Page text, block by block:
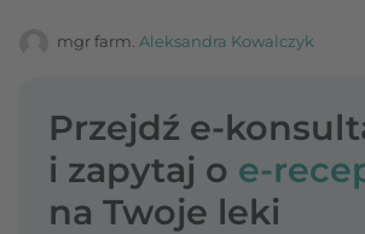
mgr farm. Aleksandra Kowalczyk
Przejdź e-
i zapytaj o e-
na Twoje leki